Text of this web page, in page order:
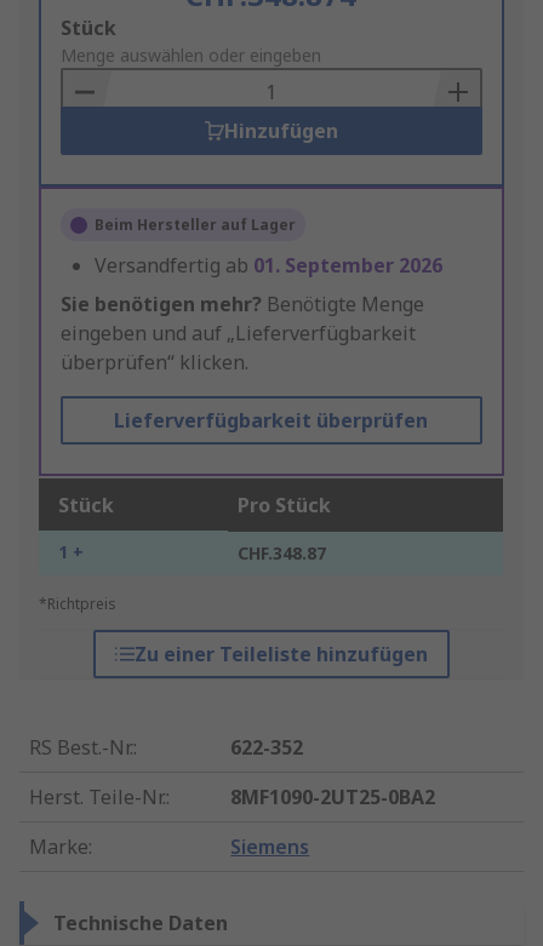
Add
to
Basket
Stück
Menge auswählen oder eingeben
Hinzufügen
Beim Hersteller auf Lager
Versandfertig ab 01. September 2026
Sie benötigen mehr? Benötigte Menge
eingeben und auf „Lieferverfügbarkeit
überprüfen“ klicken.
Lieferverfügbarkeit überprüfen
Stück Pro Stück
1 + CHF.348.87
*Richtpreis
Zu einer Teileliste hinzufügen
RS Best.-Nr.:
622-352
Herst. Teile-Nr.:
8MF1090-2UT25-0BA2
Marke: Siemens
Technische Daten